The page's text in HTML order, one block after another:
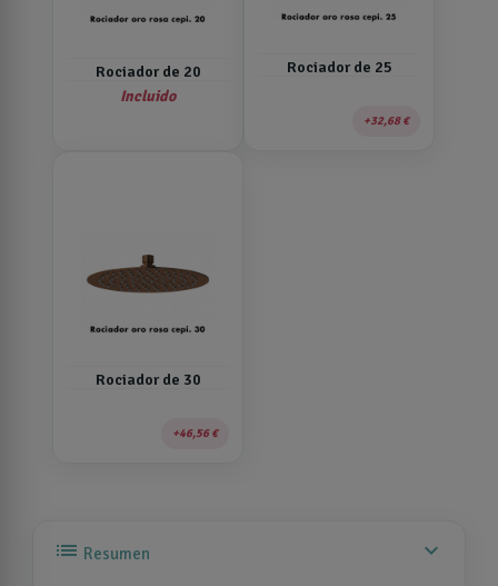
Rociador de 20
Incluido
Rociador de 25
32,68 €
Rociador de 30
46,56 €
list Resumen expand_more